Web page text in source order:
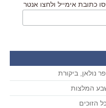
כתובת אימייל ולחצו אנטר
נולאן, ביקורת